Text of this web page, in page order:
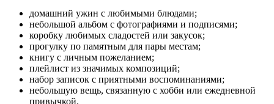
домашний ужин с любимыми блюдами;
небольшой альбом с фотографиями и подписями;
коробку любимых сладостей или закусок;
прогулку по памятным для пары местам;
книгу с личным пожеланием;
плейлист из значимых композиций;
набор записок с приятными воспоминаниями;
небольшую вещь, связанную с хобби или ежедневной
привычкой.